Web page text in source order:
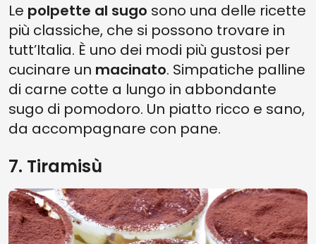
Le polpette al sugo sono una delle ricette
più classiche, che si possono trovare in
tutt’Italia. È uno dei modi più gustosi per
cucinare un macinato. Simpatiche palline
di carne cotte a lungo in abbondante
sugo di pomodoro. Un piatto ricco e sano,
da accompagnare con pane.
7. Tiramisù